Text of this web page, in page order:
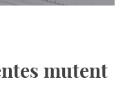
mutent